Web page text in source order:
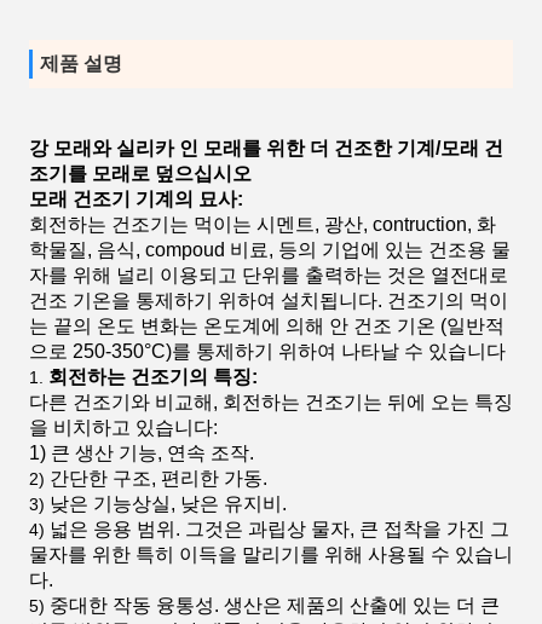
제품 설명
강 모래와 실리카 인 모래를 위한 더 건조한 기계/모래 건
조기를 모래로 덮으십시오
모래 건조기 기계의 묘사:
회전하는 건조기는 먹이는 시멘트, 광산, contruction, 화
학물질, 음식, compoud 비료, 등의 기업에 있는 건조용 물
자를 위해 널리 이용되고 단위를 출력하는 것은 열전대로
건조 기온을 통제하기 위하여 설치됩니다. 건조기의 먹이
는 끝의 온도 변화는 온도계에 의해 안 건조 기온 (일반적
으로 250-350°C)를 통제하기 위하여 나타날 수 있습니다
1. 회전하는 건조기의 특징:
다른 건조기와 비교해, 회전하는 건조기는 뒤에 오는 특징
을 비치하고 있습니다:
1) 큰 생산 기능, 연속 조작.
2) 간단한 구조, 편리한 가동.
3) 낮은 기능상실, 낮은 유지비.
4) 넓은 응용 범위. 그것은 과립상 물자, 큰 접착을 가진 그
물자를 위한 특히 이득을 말리기를 위해 사용될 수 있습니
다.
5) 중대한 작동 융통성. 생산은 제품의 산출에 있는 더 큰